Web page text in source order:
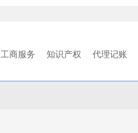
工商服务 知识产权 代理记账